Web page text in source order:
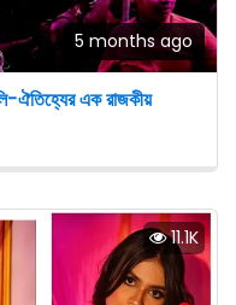
5 months ago
ঐতিহ্যের এক রাজকীয়
11.1K